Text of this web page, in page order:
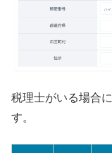
税理士がいる場合
す。